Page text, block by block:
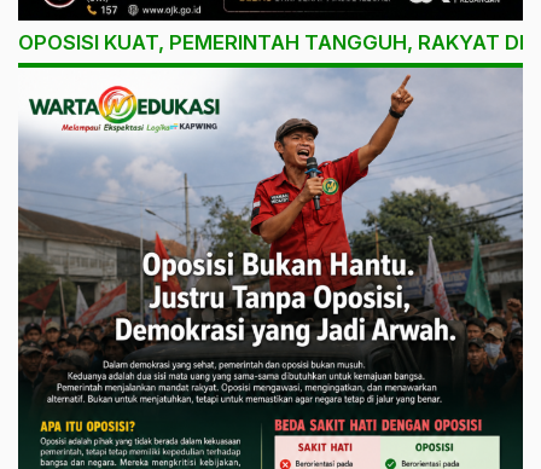
OPOSISI KUAT, PEMERINTAH TANGGUH, RAKYAT